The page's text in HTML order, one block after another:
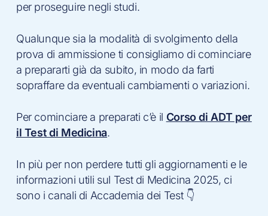
per proseguire negli studi.
Qualunque sia la modalità di svolgimento della
prova di ammissione ti consigliamo di cominciare
a prepararti già da subito, in modo da farti
sopraffare da eventuali cambiamenti o variazioni.
Per cominciare a preparati c’è il Corso di ADT per
il Test di Medicina.
In più per non perdere tutti gli aggiornamenti e le
informazioni utili sul Test di Medicina 2025, ci
sono i canali di Accademia dei Test 👇